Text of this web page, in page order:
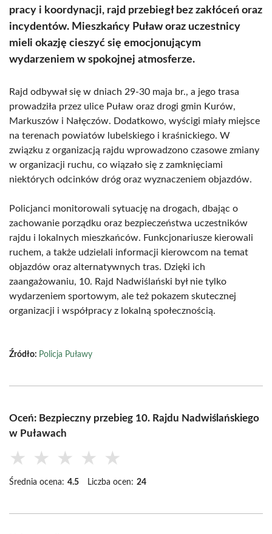
pracy i koordynacji, rajd przebiegł bez zakłóceń oraz
incydentów. Mieszkańcy Puław oraz uczestnicy
mieli okazję cieszyć się emocjonującym
wydarzeniem w spokojnej atmosferze.
Rajd odbywał się w dniach 29-30 maja br., a jego trasa
prowadziła przez ulice Puław oraz drogi gmin Kurów,
Markuszów i Nałęczów. Dodatkowo, wyścigi miały miejsce
na terenach powiatów lubelskiego i kraśnickiego. W
związku z organizacją rajdu wprowadzono czasowe zmiany
w organizacji ruchu, co wiązało się z zamknięciami
niektórych odcinków dróg oraz wyznaczeniem objazdów.
Policjanci monitorowali sytuację na drogach, dbając o
zachowanie porządku oraz bezpieczeństwa uczestników
rajdu i lokalnych mieszkańców. Funkcjonariusze kierowali
ruchem, a także udzielali informacji kierowcom na temat
objazdów oraz alternatywnych tras. Dzięki ich
zaangażowaniu, 10. Rajd Nadwiślański był nie tylko
wydarzeniem sportowym, ale też pokazem skutecznej
organizacji i współpracy z lokalną społecznością.
Źródło: Policja Puławy
Oceń: Bezpieczny przebieg 10. Rajdu Nadwiślańskiego
w Puławach
★ ★ ★ ★ ★
Średnia ocena: 4.5 Liczba ocen: 24